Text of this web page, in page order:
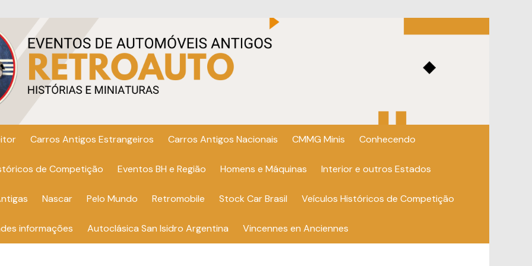
Carros Antigos Estrangeiros Carros Antigos Nacionais CMMG Minis Conhecendo
de Competição Eventos BH e Região Homens e Máquinas Interior e outros Estados
Nascar Pelo Mundo Retromobile Stock Car Brasil Veículos Históricos de Competição
informações Autoclásica San Isidro Argentina Vincennes en Anciennes